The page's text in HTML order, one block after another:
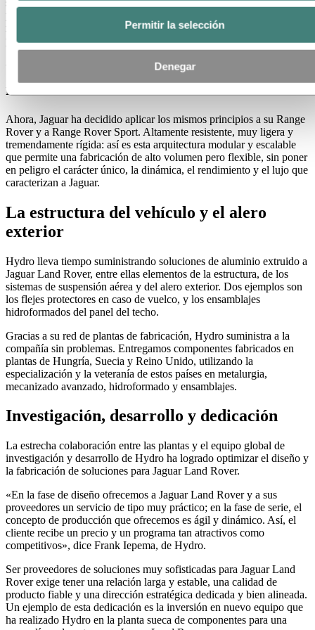
Permitir la selección
Denegar
su uso del material es cada vez mayor. La compañía presentó por
primera vez una estructura de aluminio en su línea Jaguar, logrando
reducir su peso alrededor de un 40% gracias a sus paneles grabados,
piezas fundidas y extrusiones de aluminio.
Una innovadora arquitectura de vehículos
monocasco de aluminio
Ahora, Jaguar ha decidido aplicar los mismos principios a su Range
Rover y a Range Rover Sport. Altamente resistente, muy ligera y
tremendamente rígida: así es esta arquitectura modular y escalable
que permite una fabricación de alto volumen pero flexible, sin poner
en peligro el carácter único, la dinámica, el rendimiento y el lujo que
caracterizan a Jaguar.
La estructura del vehículo y el alero
exterior
Hydro lleva tiempo suministrando soluciones de aluminio extruido a
Jaguar Land Rover, entre ellas elementos de la estructura, de los
sistemas de suspensión aérea y del alero exterior. Dos ejemplos son
los flejes protectores en caso de vuelco, y los ensamblajes
hidroformados del panel del techo.
Gracias a su red de plantas de fabricación, Hydro suministra a la
compañía sin problemas. Entregamos componentes fabricados en
plantas de Hungría, Suecia y Reino Unido, utilizando la
especialización y la veteranía de estos países en metalurgia,
mecanizado avanzado, hidroformado y ensamblajes.
Investigación, desarrollo y dedicación
La estrecha colaboración entre las plantas y el equipo global de
investigación y desarrollo de Hydro ha logrado optimizar el diseño y
la fabricación de soluciones para Jaguar Land Rover.
«En la fase de diseño ofrecemos a Jaguar Land Rover y a sus
proveedores un servicio de tipo muy práctico; en la fase de serie, el
concepto de producción que ofrecemos es ágil y dinámico. Así, el
cliente recibe un precio y un programa tan atractivos como
competitivos», dice Frank Iepema, de Hydro.
Ser proveedores de soluciones muy sofisticadas para Jaguar Land
Rover exige tener una relación larga y estable, una calidad de
producto fiable y una dirección estratégica dedicada y bien alineada.
Un ejemplo de esta dedicación es la inversión en nuevo equipo que
ha realizado Hydro en la planta sueca de componentes para una